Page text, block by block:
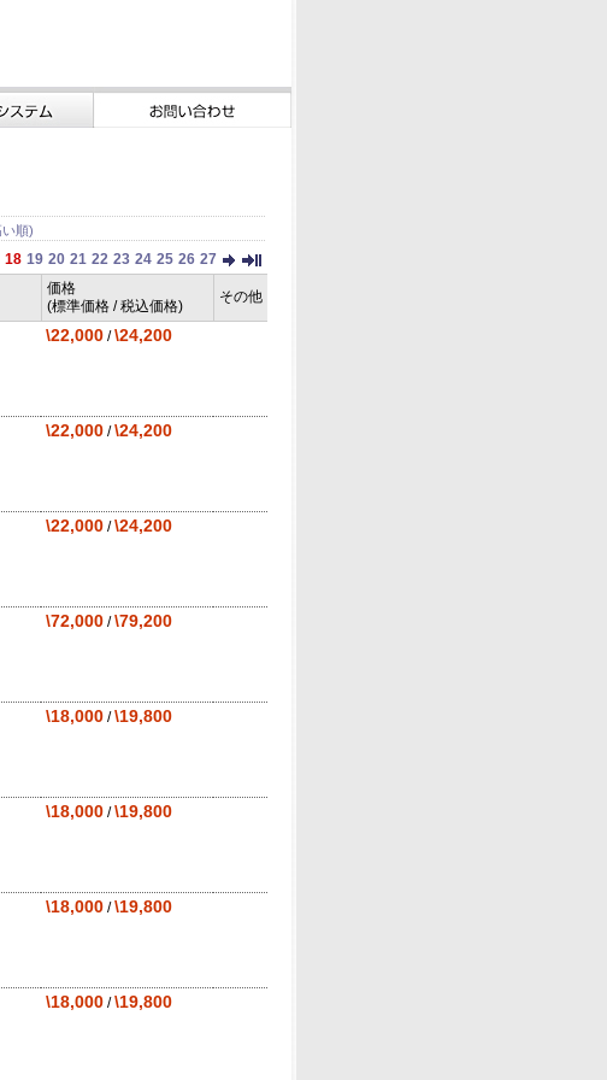
順)
18 19 20 21 22 23 24 25 26 27
価格
(標準価格 / 税込価格)
その他
\22,000 /\24,200
\22,000 /\24,200
\22,000 /\24,200
\72,000 /\79,200
\18,000 /\19,800
\18,000 /\19,800
\18,000 /\19,800
\18,000 /\19,800